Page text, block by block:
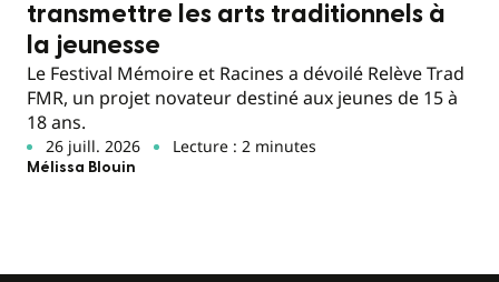
transmettre les arts traditionnels à
la jeunesse
Le Festival Mémoire et Racines a dévoilé Relève Trad
FMR, un projet novateur destiné aux jeunes de 15 à
18 ans.
26 juill. 2026 Lecture : 2 minutes
Mélissa Blouin